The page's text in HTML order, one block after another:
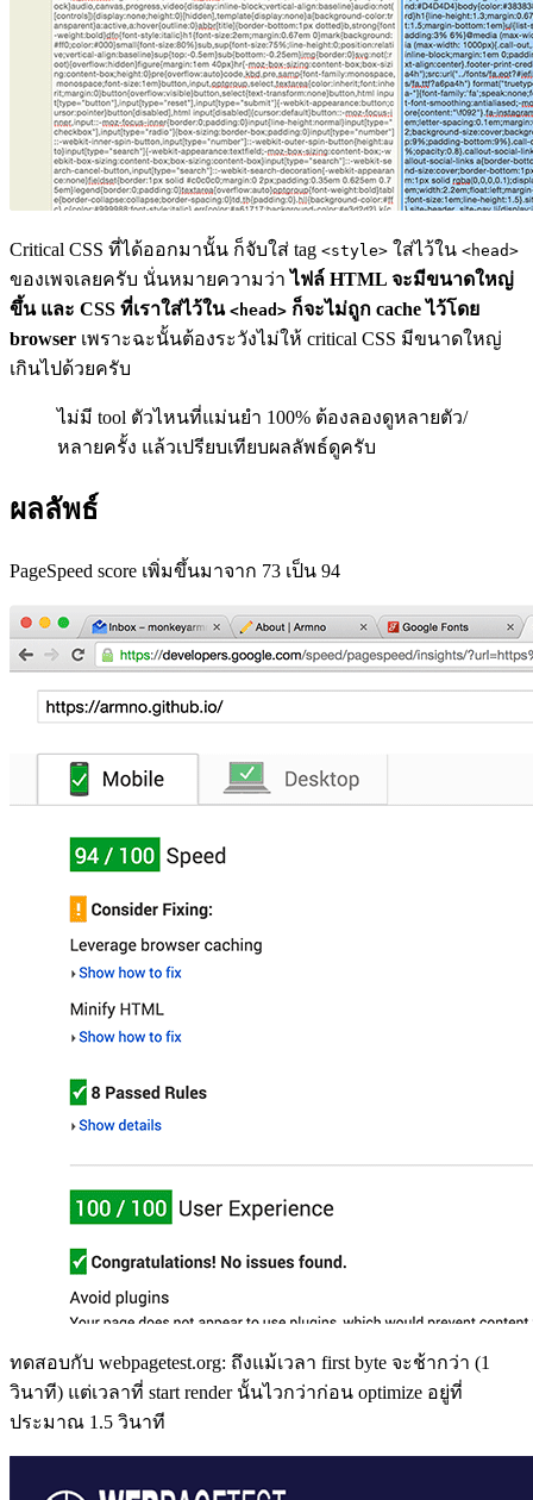
Critical CSS ที่ได้ออกมานั้น ก็จับใส่ tag <style> ใส่ไว้ใน <head>
ของเพจเลยครับ นั่นหมายความว่าไฟล์ HTML จะมีขนาดใหญ่
ขึ้น และ CSS ที่เราใส่ไว้ใน <head> ก็จะไม่ถูก cache ไว้โดย
browser เพราะฉะนั้นต้องระวังไม่ให้ critical CSS มีขนาดใหญ่
เกินไปด้วยครับ
ไม่มี tool ตัวไหนที่แม่นยำ 100% ต้องลองดูหลายตัว/
หลายครั้ง แล้วเปรียบเทียบผลลัพธ์ดูครับ
ผลลัพธ์
PageSpeed score เพิ่มขึ้นมาจาก 73 เป็น 94
ทดสอบกับ webpagetest.org: ถึงแม้เวลา first byte จะช้ากว่า (1
วินาที) แต่เวลาที่ start render นั้นไวกว่าก่อน optimize อยู่ที่
ประมาณ 1.5 วินาที